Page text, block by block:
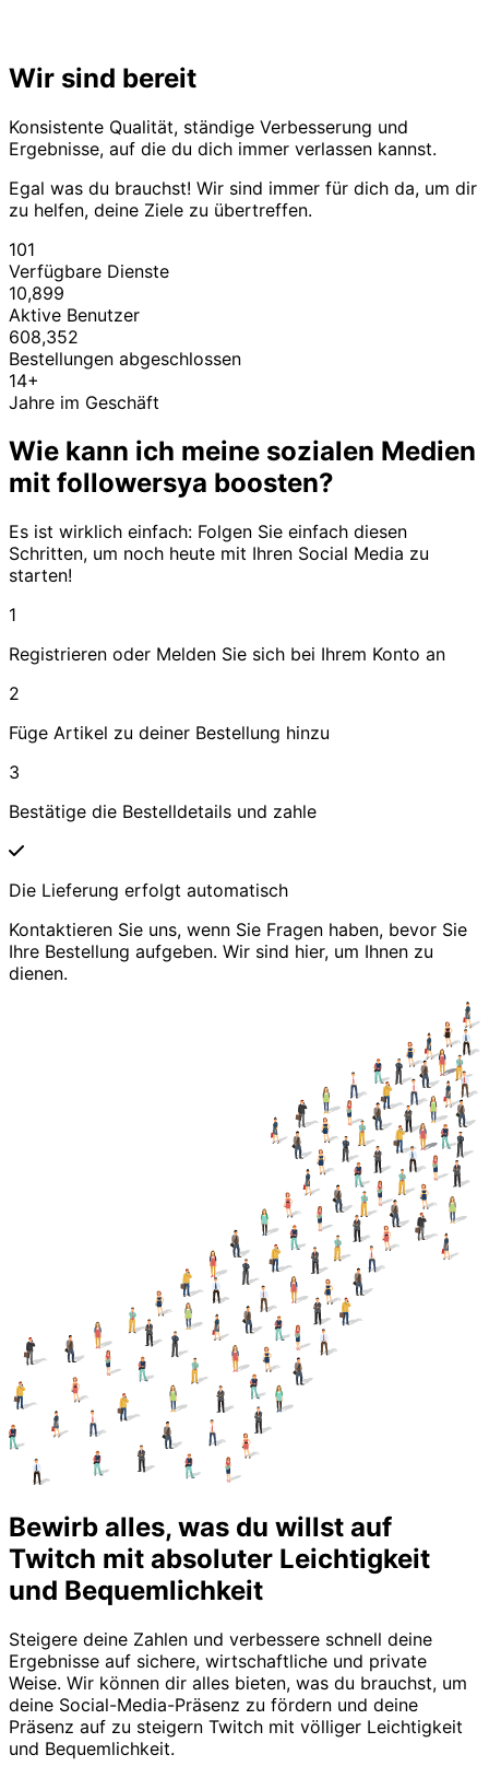
Wir sind bereit
Konsistente Qualität, ständige Verbesserung und
Ergebnisse, auf die du dich immer verlassen kannst.
Egal was du brauchst! Wir sind immer für dich da, um dir
zu helfen, deine Ziele zu übertreffen.
101
Verfügbare Dienste
10,899
Aktive Benutzer
608,352
Bestellungen abgeschlossen
14+
Jahre im Geschäft
Wie kann ich meine sozialen Medien
mit followersya boosten?
Es ist wirklich einfach: Folgen Sie einfach diesen
Schritten, um noch heute mit Ihren Social Media zu
starten!
1
Registrieren oder Melden Sie sich bei Ihrem Konto an
2
Füge Artikel zu deiner Bestellung hinzu
3
Bestätige die Bestelldetails und zahle
Die Lieferung erfolgt automatisch
Kontaktieren Sie uns, wenn Sie Fragen haben, bevor Sie
Ihre Bestellung aufgeben. Wir sind hier, um Ihnen zu
dienen.
Bewirb alles, was du willst auf
Twitch mit absoluter Leichtigkeit
und Bequemlichkeit
Steigere deine Zahlen und verbessere schnell deine
Ergebnisse auf sichere, wirtschaftliche und private
Weise. Wir können dir alles bieten, was du brauchst, um
deine Social-Media-Präsenz zu fördern und deine
Präsenz auf zu steigern Twitch mit völliger Leichtigkeit
und Bequemlichkeit.